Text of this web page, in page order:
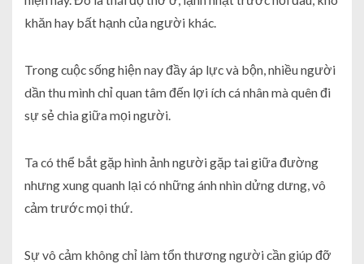
khăn hay bất hạnh của người khác.
Trong cuộc sống hiện nay đầy áp lực và bộn, nhiều người
dần thu mình chỉ quan tâm đến lợi ích cá nhân mà quên đi
sự sẻ chia giữa mọi người.
Ta có thể bắt gặp hình ảnh người gặp tai giữa đường
nhưng xung quanh lại có những ánh nhìn dửng dưng, vô
cảm trước mọi thứ.
Sự vô cảm không chỉ làm tổn thương người cần giúp đỡ